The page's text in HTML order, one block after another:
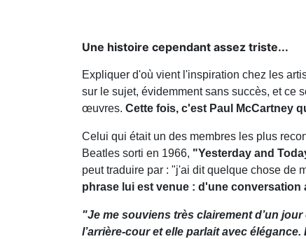
Une histoire cependant assez triste...
Expliquer d'où vient l'inspiration chez les
sur le sujet, évidemment sans succès, et ce
œuvres. Cette fois, c'est Paul McCartney
Celui qui était un des membres les plus
Beatles sorti en 1966, "Yesterday and
peut traduire par : "j'ai dit quelque chose de
phrase lui est venue : d'une conversation
"Je me souviens très clairement d’un
l’arrière-cour et elle parlait avec